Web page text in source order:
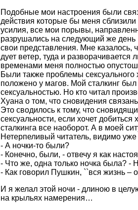
Подобные мои настроения были
действия которые бы меня
усилия, все мои порывы,
разрушались на следующий же день
свои представления. Мне казалось,
дует ветер, туда и разворачивается
временами меня полностью
Были также проблемы сексуального
положено у магов. Мой сталкинг
сексуальностью. Но кто читал
Хуана о том, что сновидения
Это сводилось к тому, что
сексуальности, если хочет
сталкинга все наоборот. А в моей
Нетерпеливый читатель, видимо
- А ночки-то были?
- Конечно, были, - отвечу я как
- Что же, одна только ночка была? -
- Как говорил Пушкин, ``вся жизнь –
И я желал этой ночи - длиною в
на крыльях намерения…